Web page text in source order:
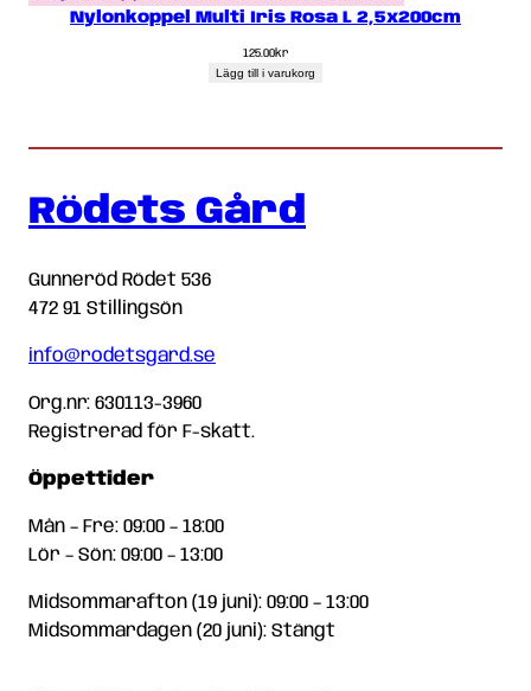
Nylonkoppel Multi Iris Rosa L 2,5x200cm
125.00kr
Lägg till i varukorg
Rödets Gård
Gunneröd Rödet 536
472 91 Stillingsön
info@rodetsgard.se
Org.nr: 630113-3960
Registrerad för F-skatt.
Öppettider
Mån – Fre: 09:00 – 18:00
Lör – Sön: 09:00 – 13:00
Midsommarafton (19 juni): 09:00 – 13:00
Midsommardagen (20 juni): Stängt